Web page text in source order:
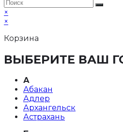
×
×
Корзина
ВЫБЕРИТЕ ВАШ
А
Абакан
Адлер
Архангельск
Астрахань